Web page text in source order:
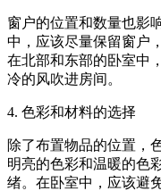
窗户的位置和数量也影
中，应该尽量保留窗户
在北部和东部的卧室中
冷的风吹进房间。
4. 色彩和材料的选择
除了布置物品的位置，
明亮的色彩和温暖的色
绪。在卧室中，应该避